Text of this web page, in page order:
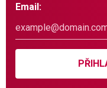
Email: